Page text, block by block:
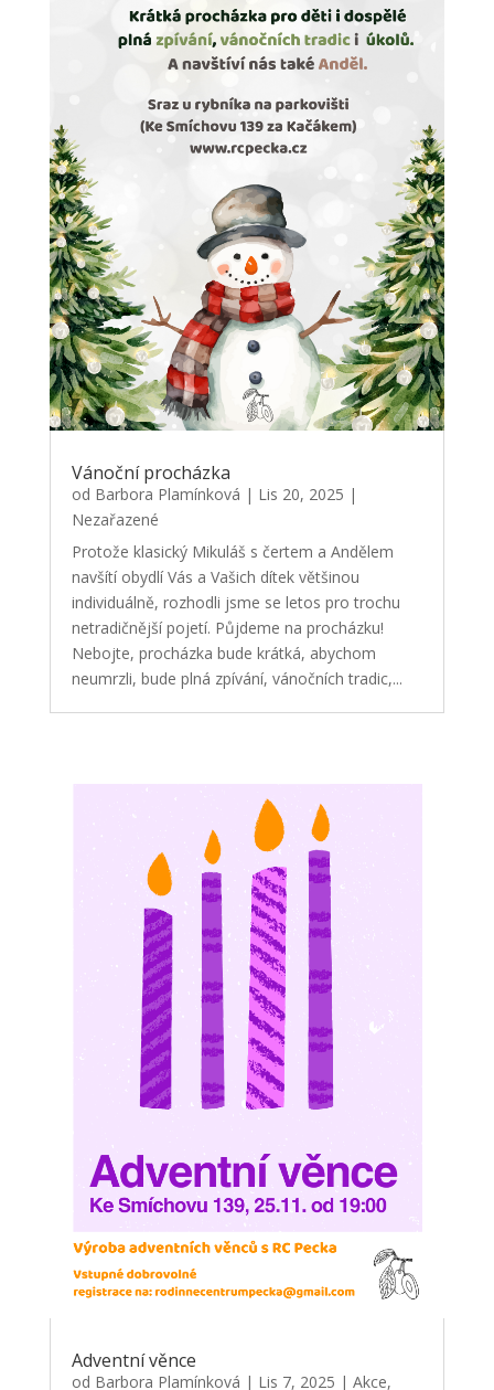
Vánoční procházka
od Barbora Plamínková | Lis 20, 2025 |
Nezařazené
Protože klasický Mikuláš s čertem a Andělem
navšítí obydlí Vás a Vašich dítek většinou
individuálně, rozhodli jsme se letos pro trochu
netradičnější pojetí. Půjdeme na procházku!
Nebojte, procházka bude krátká, abychom
neumrzli, bude plná zpívání, vánočních tradic,...
Adventní věnce
od Barbora Plamínková | Lis 7, 2025 | Akce,